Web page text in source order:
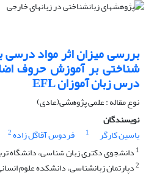
بررسی میزان اثر مواد درسی
شناختی بر آموزش حروف
درس زبان آموزان EFL
نوع مقاله : علمی پژوهشی(عادی)
نویسندگان
یاسین کارگر
1 فردوس آقاگل زاده2
1 دانشجوی دکتری زبان شناسی، دانشگاه
2دپارتمان زبانشناسی، دانشکده علوم